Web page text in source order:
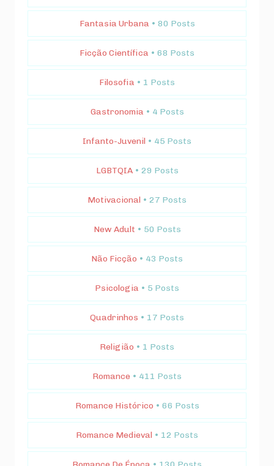
Fantasia Urbana • 80 Posts
Ficção Científica • 68 Posts
Filosofia • 1 Posts
Gastronomia • 4 Posts
Infanto-Juvenil • 45 Posts
LGBTQIA • 29 Posts
Motivacional • 27 Posts
New Adult • 50 Posts
Não Ficção • 43 Posts
Psicologia • 5 Posts
Quadrinhos • 17 Posts
Religião • 1 Posts
Romance • 411 Posts
Romance Histórico • 66 Posts
Romance Medieval • 12 Posts